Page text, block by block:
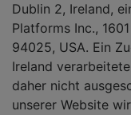
Dublin 2, Ireland,
Platforms Inc.,
94025, USA. Ein
Ireland
daher nicht
unserer Website